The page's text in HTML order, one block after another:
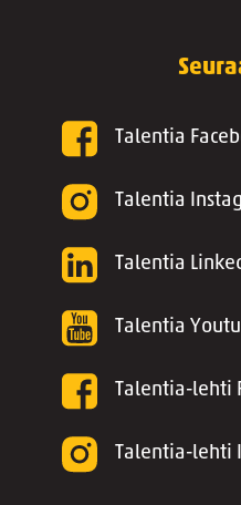
Talentia
Talentia
Talentia
Talentia
Talentia-lehti
Talentia-lehti